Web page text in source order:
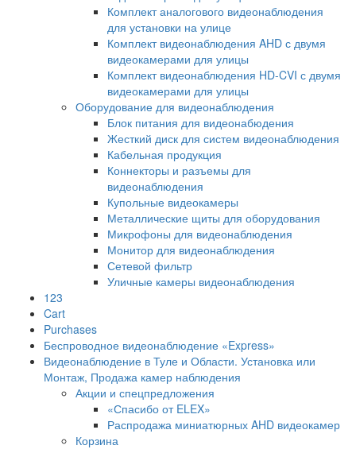
Комплект аналогового видеонаблюдения
для установки на улице
Комплект видеонаблюдения AHD с двумя
видеокамерами для улицы
Комплект видеонаблюдения HD-CVI с двумя
видеокамерами для улицы
Оборудование для видеонаблюдения
Блок питания для видеонабюдения
Жесткий диск для систем видеонаблюдения
Кабельная продукция
Коннекторы и разъемы для
видеонаблюдения
Купольные видеокамеры
Металлические щиты для оборудования
Микрофоны для видеонаблюдения
Монитор для видеонаблюдения
Сетевой фильтр
Уличные камеры видеонаблюдения
123
Cart
Purchases
Беспроводное видеонаблюдение «Express»
Видеонаблюдение в Туле и Области. Установка или
Монтаж, Продажа камер наблюдения
Акции и спецпредложения
«Спасибо от ELEX»
Распродажа миниатюрных AHD видеокамер
Корзина